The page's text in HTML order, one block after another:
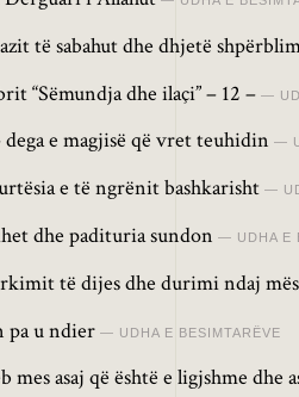
të sabahut dhe dhjetë
“Sëmundja dhe ilaçi” – 12 –
e magjisë që vret teuhidin
e të ngrënit bashkarisht
dhe padituria sundon UDHA E
të dijes dhe durimi ndaj
pa u ndier UDHA E BESIMTARËVE
mes asaj që është e ligjshme dhe